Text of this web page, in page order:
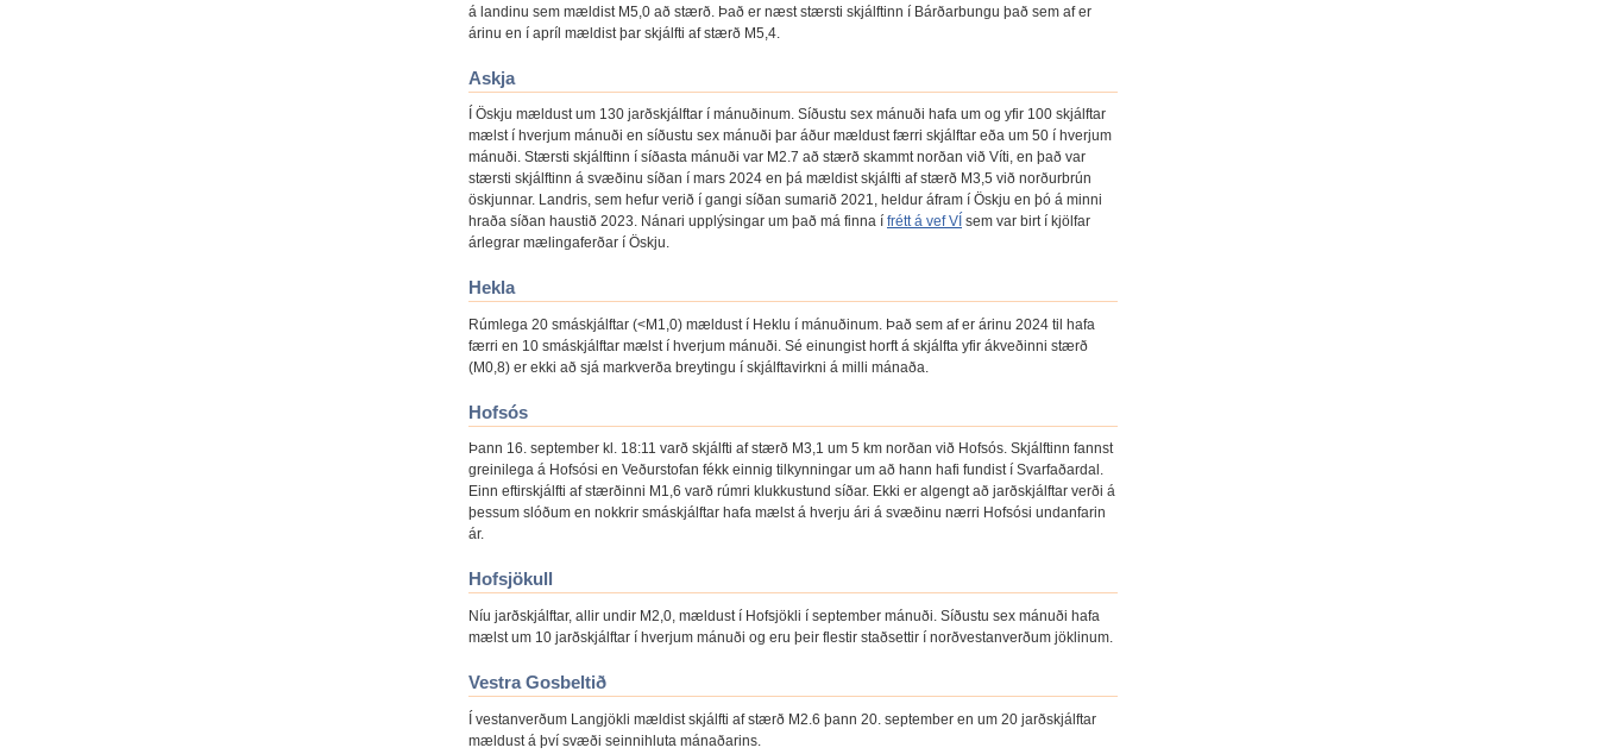
á landinu sem mældist M5,0 að stærð. Það er næst stærsti skjálftinn í Bárðarbungu það sem af er
árinu en í apríl mældist þar skjálfti af stærð M5,4.
Askja
Í Öskju mældust um 130 jarðskjálftar í mánuðinum. Síðustu sex mánuði hafa um og yfir 100 skjálftar
mælst í hverjum mánuði en síðustu sex mánuði þar áður mældust færri skjálftar eða um 50 í hverjum
mánuði. Stærsti skjálftinn í síðasta mánuði var M2.7 að stærð skammt norðan við Víti, en það var
stærsti skjálftinn á svæðinu síðan í mars 2024 en þá mældist skjálfti af stærð M3,5 við norðurbrún
öskjunnar. Landris, sem hefur verið í gangi síðan sumarið 2021, heldur áfram í Öskju en þó á minni
hraða síðan haustið 2023. Nánari upplýsingar um það má finna í frétt á vef VÍ sem var birt í kjölfar
árlegrar mælingaferðar í Öskju.
Hekla
Rúmlega 20 smáskjálftar (<M1,0) mældust í Heklu í mánuðinum. Það sem af er árinu 2024 til hafa
færri en 10 smáskjálftar mælst í hverjum mánuði. Sé einungist horft á skjálfta yfir ákveðinni stærð
(M0,8) er ekki að sjá markverða breytingu í skjálftavirkni á milli mánaða.
Hofsós
Þann 16. september kl. 18:11 varð skjálfti af stærð M3,1 um 5 km norðan við Hofsós. Skjálftinn fannst
greinilega á Hofsósi en Veðurstofan fékk einnig tilkynningar um að hann hafi fundist í Svarfaðardal.
Einn eftirskjálfti af stærðinni M1,6 varð rúmri klukkustund síðar. Ekki er algengt að jarðskjálftar verði á
þessum slóðum en nokkrir smáskjálftar hafa mælst á hverju ári á svæðinu nærri Hofsósi undanfarin
ár.
Hofsjökull
Níu jarðskjálftar, allir undir M2,0, mældust í Hofsjökli í september mánuði. Síðustu sex mánuði hafa
mælst um 10 jarðskjálftar í hverjum mánuði og eru þeir flestir staðsettir í norðvestanverðum jöklinum.
Vestra Gosbeltið
Í vestanverðum Langjökli mældist skjálfti af stærð M2.6 þann 20. september en um 20 jarðskjálftar
mældust á því svæði seinnihluta mánaðarins.